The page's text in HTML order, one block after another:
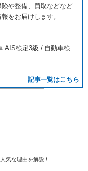
や整備、買取などなど
をお届けします。
AIS検定3級 / 自動車検
記事一覧はこちら
気な理由を解説！